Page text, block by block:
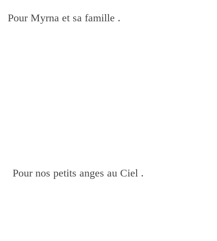
Pour Myrna et sa famille .
Pour nos petits anges au Ciel .